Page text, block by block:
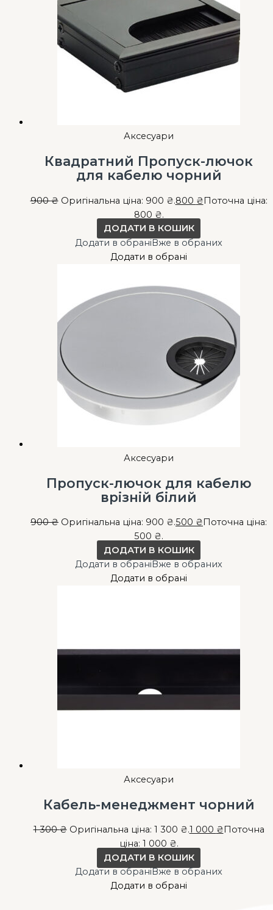
Аксесуари
Квадратний Пропуск-лючок
для кабелю чорний
900₴ Оригінальна ціна: 900 ₴.800 ₴Поточна ціна:
800 ₴.
ДОДАТИ В КОШИК
Додати в обраніВже в обраних
Додати в обрані
Аксесуари
Пропуск-лючок для кабелю
врізній білий
900₴ Оригінальна ціна: 900 ₴.500 ₴Поточна ціна:
500 ₴.
ДОДАТИ В КОШИК
Додати в обраніВже в обраних
Додати в обрані
Аксесуари
Кабель-менеджмент чорний
1 300₴ Оригінальна ціна: 1 300 ₴.1 000 ₴Поточна
ціна: 1 000 ₴.
ДОДАТИ В КОШИК
Додати в обраніВже в обраних
Додати в обрані